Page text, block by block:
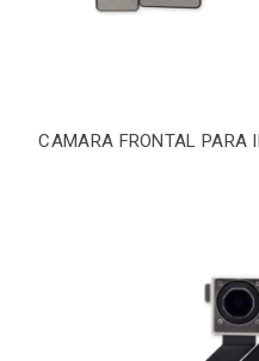
CAMARA FRONTAL PARA